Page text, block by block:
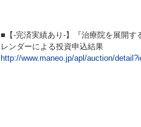
■【‐完済実績あり‐】『治療院を展開
レンダーによる投資申込結果
http://www.maneo.jp/apl/auction/